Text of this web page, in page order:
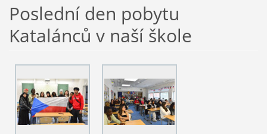
Poslední den pobytu
Katalánců v naší škole